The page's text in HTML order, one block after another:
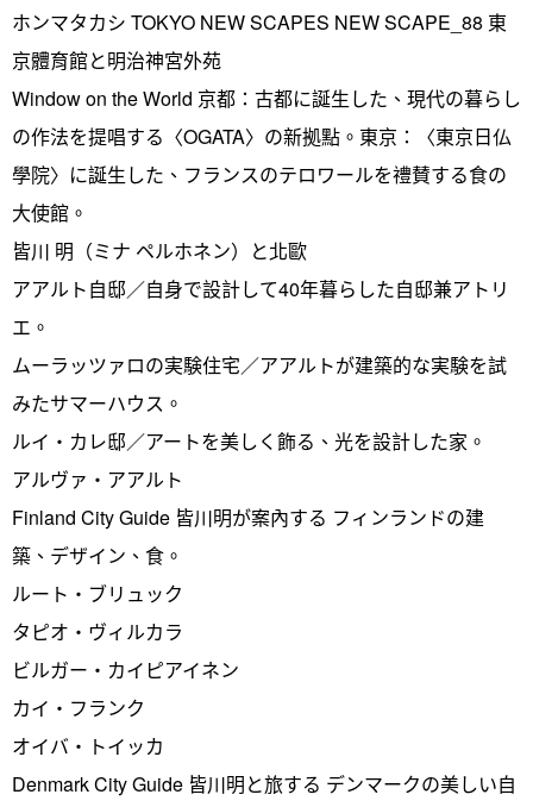
ホンマタカシ TOKYO NEW SCAPES NEW SCAPE_88 東
京體育館と明治神宮外苑
Window on the World 京都：古都に誕生した、現代の暮らし
の作法を提唱する〈OGATA〉の新拠點。東京：〈東京日仏
學院〉に誕生した、フランスのテロワールを禮賛する食の
大使館。
皆川 明（ミナ ペルホネン）と北歐
アアルト自邸／自身で設計して40年暮らした自邸兼アトリ
エ。
ムーラッツァロの実験住宅／アアルトが建築的な実験を試
みたサマーハウス。
ルイ・カレ邸／アートを美しく飾る、光を設計した家。
アルヴァ・アアルト
Finland City Guide 皆川明が案內する フィンランドの建
築、デザイン、食。
ルート・ブリュック
タピオ・ヴィルカラ
ビルガー・カイピアイネン
カイ・フランク
オイバ・トイッカ
Denmark City Guide 皆川明と旅する デンマークの美しい自